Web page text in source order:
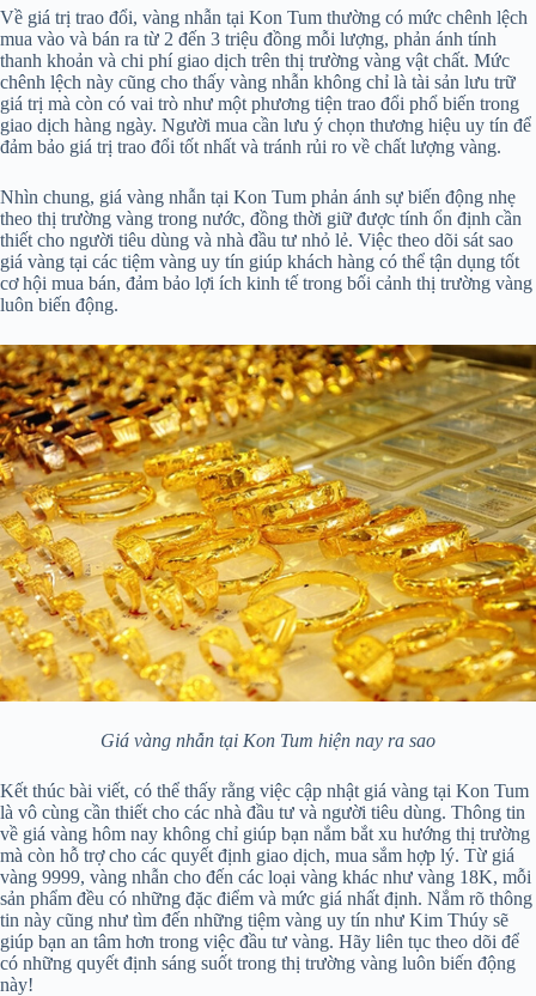
Về giá trị trao đổi, vàng nhẫn tại Kon Tum thường có mức chênh lệch
mua vào và bán ra từ 2 đến 3 triệu đồng mỗi lượng, phản ánh tính
thanh khoản và chi phí giao dịch trên thị trường vàng vật chất. Mức
chênh lệch này cũng cho thấy vàng nhẫn không chỉ là tài sản lưu trữ
giá trị mà còn có vai trò như một phương tiện trao đổi phổ biến trong
giao dịch hàng ngày. Người mua cần lưu ý chọn thương hiệu uy tín để
đảm bảo giá trị trao đổi tốt nhất và tránh rủi ro về chất lượng vàng.
Nhìn chung, giá vàng nhẫn tại Kon Tum phản ánh sự biến động nhẹ
theo thị trường vàng trong nước, đồng thời giữ được tính ổn định cần
thiết cho người tiêu dùng và nhà đầu tư nhỏ lẻ. Việc theo dõi sát sao
giá vàng tại các tiệm vàng uy tín giúp khách hàng có thể tận dụng tốt
cơ hội mua bán, đảm bảo lợi ích kinh tế trong bối cảnh thị trường vàng
luôn biến động.
Giá vàng nhẫn tại Kon Tum hiện nay ra sao
Kết thúc bài viết, có thể thấy rằng việc cập nhật giá vàng tại Kon Tum
là vô cùng cần thiết cho các nhà đầu tư và người tiêu dùng. Thông tin
về giá vàng hôm nay không chỉ giúp bạn nắm bắt xu hướng thị trường
mà còn hỗ trợ cho các quyết định giao dịch, mua sắm hợp lý. Từ giá
vàng 9999, vàng nhẫn cho đến các loại vàng khác như vàng 18K, mỗi
sản phẩm đều có những đặc điểm và mức giá nhất định. Nắm rõ thông
tin này cũng như tìm đến những tiệm vàng uy tín như Kim Thúy sẽ
giúp bạn an tâm hơn trong việc đầu tư vàng. Hãy liên tục theo dõi để
có những quyết định sáng suốt trong thị trường vàng luôn biến động
này!